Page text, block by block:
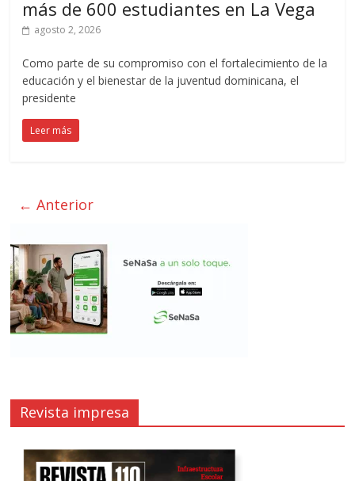
más de 600 estudiantes en La Vega
agosto 2, 2026
Como parte de su compromiso con el fortalecimiento de la
educación y el bienestar de la juventud dominicana, el
presidente
Leer más
← Anterior
Revista impresa